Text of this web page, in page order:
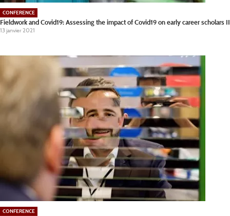
CONFERENCE
Fieldwork and Covid19: Assessing the impact of Covid19 on early career scholars II
13 janvier 2021
CONFERENCE